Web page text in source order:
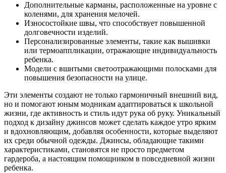
Дополнительные карманы, расположенные на уровне с
коленями, для хранения мелочей.
Износостойкие швы, что способствует повышенной
долговечности изделий.
Персонализированные элементы, такие как вышивки
или термоаппликации, отражающие индивидуальность
ребенка.
Модели с вшитыми светоотражающими полосками для
повышения безопасности на улице.
Эти элементы создают не только гармоничный внешний вид,
но и помогают юным модникам адаптироваться к школьной
жизни, где активность и стиль идут рука об руку. Уникальный
подход к дизайну джинсов может сделать каждое утро ярким
и вдохновляющим, добавляя особенности, которые выделяют
их среди обычной одежды. Джинсы, обладающие такими
характеристиками, становятся не просто предметом
гардероба, а настоящим помощником в повседневной жизни
ребенка.